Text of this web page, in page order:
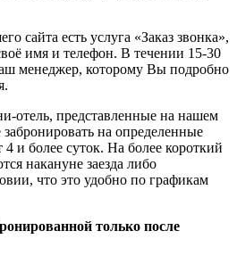
сайта есть услуга «Заказ звонка»,
имя и телефон. В течении 15-30
менеджер, которому Вы подробно
отель, представленные на нашем
на определенные
и более суток. На более короткий
накануне заезда либо
что это удобно по графикам
только после